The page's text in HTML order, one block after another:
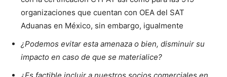
organizaciones que cuentan con OEA del SAT
Aduanas en México, sin embargo, igualmente
¿Podemos evitar esta amenaza o bien, disminuir su
impacto en caso de que se materialice?